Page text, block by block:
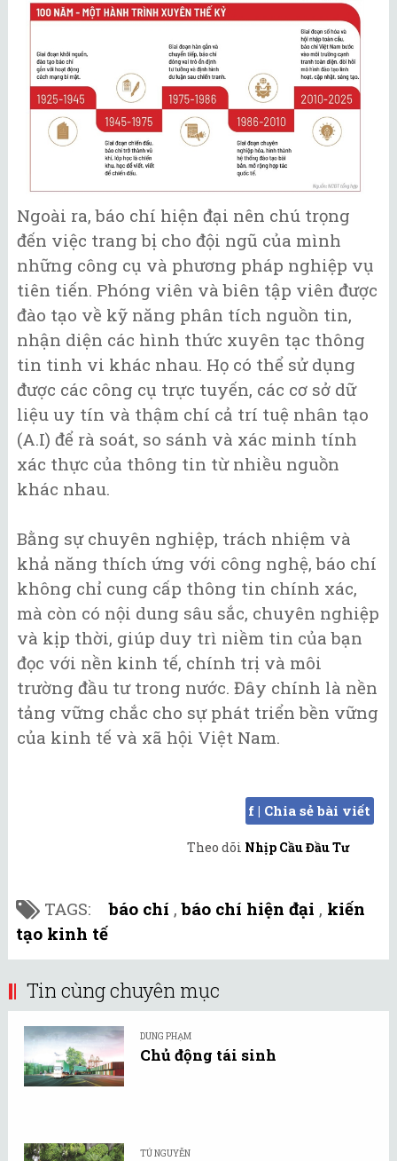
Ngoài ra, báo chí hiện đại nên chú trọng
đến việc trang bị cho đội ngũ của mình
những công cụ và phương pháp nghiệp vụ
tiên tiến. Phóng viên và biên tập viên được
đào tạo về kỹ năng phân tích nguồn tin,
nhận diện các hình thức xuyên tạc thông
tin tinh vi khác nhau. Họ có thể sử dụng
được các công cụ trực tuyến, các cơ sở dữ
liệu uy tín và thậm chí cả trí tuệ nhân tạo
(A.I) để rà soát, so sánh và xác minh tính
xác thực của thông tin từ nhiều nguồn
khác nhau.
Bằng sự chuyên nghiệp, trách nhiệm và
khả năng thích ứng với công nghệ, báo chí
không chỉ cung cấp thông tin chính xác,
mà còn có nội dung sâu sắc, chuyên nghiệp
và kịp thời, giúp duy trì niềm tin của bạn
đọc với nền kinh tế, chính trị và môi
trường đầu tư trong nước. Đây chính là nền
tảng vững chắc cho sự phát triển bền vững
của kinh tế và xã hội Việt Nam.
f | Chia sẻ bài viết
Theo dõi Nhịp Cầu Đầu Tư
TAGS:báo chí ,báo chí hiện đại , kiến
tạo kinh tế
Tin cùng chuyên mục
DUNG PHẠM
Chủ động tái sinh
TÚ NGUYỄN